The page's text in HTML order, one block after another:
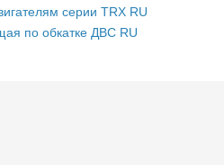
серии TRX RU
по обкатке ДВС RU